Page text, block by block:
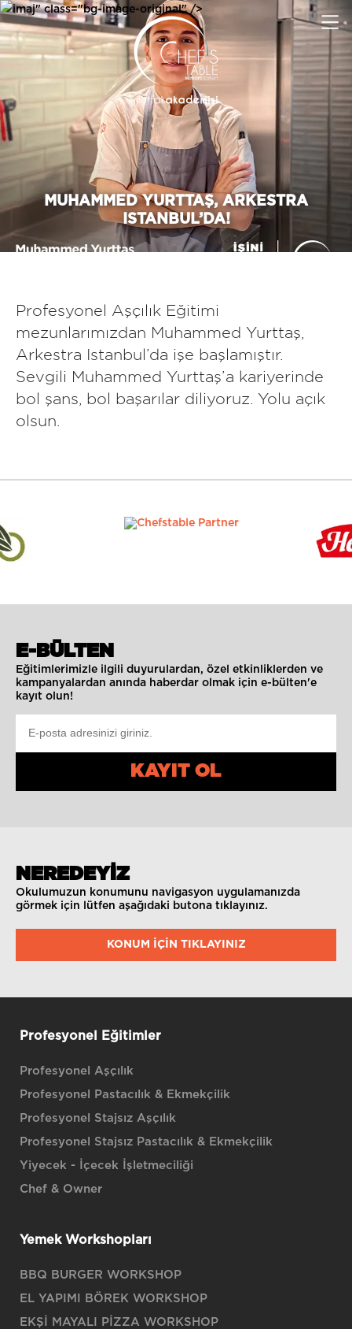
imaj" class="bg-image-original" />
MUHAMMED YURTTAŞ, ARKESTRA
ISTANBUL’DA!
Profesyonel Aşçılık Eğitimi
mezunlarımızdan Muhammed Yurttaş,
Arkestra Istanbul’da işe başlamıştır.
Sevgili Muhammed Yurttaş’a kariyerinde
bol şans, bol başarılar diliyoruz. Yolu açık
olsun.
E-BÜLTEN
Eğitimlerimizle ilgili duyurulardan, özel etkinliklerden ve
kampanyalardan anında haberdar olmak için e-bülten'e
kayıt olun!
KAYIT OL
NEREDEYİZ
Okulumuzun konumunu navigasyon uygulamanızda
görmek için lütfen aşağıdaki butona tıklayınız.
KONUM IÇIN TIKLAYINIZ
Profesyonel Eğitimler
Profesyonel Aşçılık
Profesyonel Pastacılık & Ekmekçilik
Profesyonel Stajsız Aşçılık
Profesyonel Stajsız Pastacılık & Ekmekçilik
Yiyecek - İçecek İşletmeciliği
Chef & Owner
Yemek Workshopları
BBQ BURGER WORKSHOP
EL YAPIMI BÖREK WORKSHOP
EKŞİ MAYALI PİZZA WORKSHOP